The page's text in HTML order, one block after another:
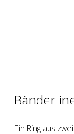
Bänder
Ein Ring aus